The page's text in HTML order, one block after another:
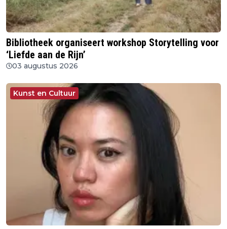
Bibliotheek organiseert workshop Storytelling voor
‘Liefde aan de Rijn’
03 augustus 2026
Kunst en Cultuur